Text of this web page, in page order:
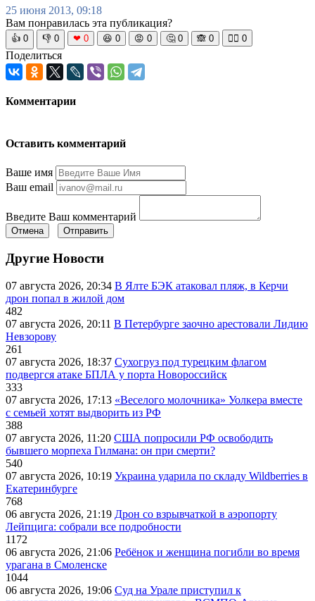
25 июня 2013, 09:18
Вам понравилась эта публикация?
👍 0 👎 0 ❤ 0 😆 0 😡 0 🤔 0 🙈 0 🧘‍♀️ 0
Поделиться
Комментарии
Оставить комментарий
Ваше имя
Ваш email
Введите Ваш комментарий
Отмена Отправить
Другие Новости
07 августа 2026, 20:34 В Ялте БЭК атаковал пляж, в Керчи
дрон попал в жилой дом
482
07 августа 2026, 20:11 В Петербурге заочно арестовали Лидию
Невзорову
261
07 августа 2026, 18:37 Сухогруз под турецким флагом
подвергся атаке БПЛА у порта Новороссийск
333
07 августа 2026, 17:13 «Веселого молочника» Уолкера вместе
с семьей хотят выдворить из РФ
388
07 августа 2026, 11:20 США попросили РФ освободить
бывшего морпеха Гилмана: он при смерти?
540
07 августа 2026, 10:19 Украина ударила по складу Wildberries в
Екатеринбурге
768
06 августа 2026, 21:19 Дрон со взрывчаткой в аэропорту
Лейпцига: собрали все подробности
1172
06 августа 2026, 21:06 Ребёнок и женщина погибли во время
урагана в Смоленске
1044
06 августа 2026, 19:06 Суд на Урале приступил к